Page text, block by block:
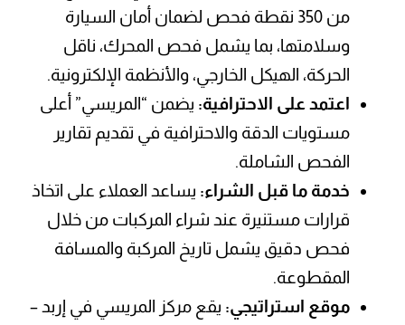
الحركة، الهيكل الخارجي، والأنظمة الإلكترونية.
اعتمد على الاحترافية:يضمن “المريسي” أعلى
مستويات الدقة والاحترافية في تقديم تقارير
الفحص الشاملة.
خدمة ما قبل الشراء:يساعد العملاء على اتخاذ
قرارات مستنيرة عند شراء المركبات من خلال
فحص دقيق يشمل تاريخ المركبة والمسافة
المقطوعة.
موقع استراتيجي: يقع مركز المريسي في إربد –
المدينة الصناعية، مما يجعله وجهة مثالية للعملاء
الباحثين عن خدمات فحص سيارات موثوقة.